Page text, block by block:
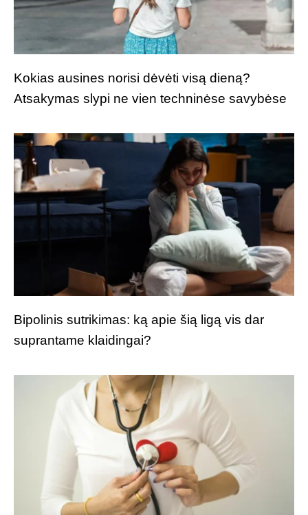
Kokias ausines norisi dėvėti visą dieną?
Atsakymas slypi ne vien techninėse savybėse
Bipolinis sutrikimas: ką apie šią ligą vis dar
suprantame klaidingai?